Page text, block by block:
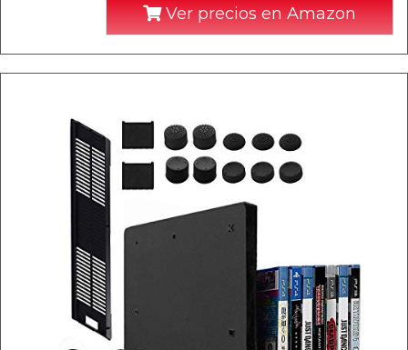
Ver precios en Amazon